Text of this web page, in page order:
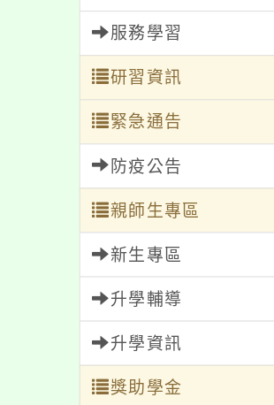
服務學習
研習資訊
緊急通告
防疫公告
親師生專區
新生專區
升學輔導
升學資訊
獎助學金